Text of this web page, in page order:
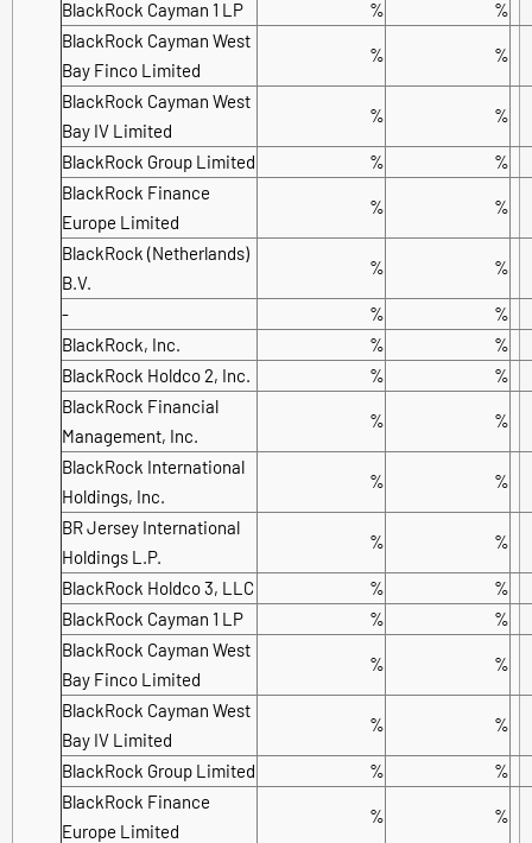
BlackRock Cayman 1 LP %
%
BlackRock Cayman West
Bay Finco Limited
% %
BlackRock Cayman West
Bay IV Limited
% %
BlackRock Group Limited %
%
BlackRock Finance
Europe Limited
% %
BlackRock (Netherlands)
B.V.
% %
- %
%
BlackRock, Inc.
%
%
BlackRock Holdco 2, Inc.
%
%
BlackRock Financial
Management, Inc.
% %
BlackRock International
Holdings, Inc.
% %
BR Jersey International
Holdings L.P.
% %
BlackRock Holdco 3, LLC %
%
BlackRock Cayman 1 LP
%
%
BlackRock Cayman West
Bay Finco Limited
% %
BlackRock Cayman West
Bay IV Limited
% %
BlackRock Group Limited %
%
BlackRock Finance
Europe Limited
% %